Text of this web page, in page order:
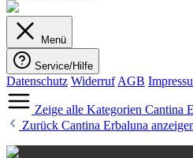
Menü
Service/Hilfe
Datenschutz Widerruf AGB
Zeige alle Kategorien Cantina
Zurück Cantina Erbaluna